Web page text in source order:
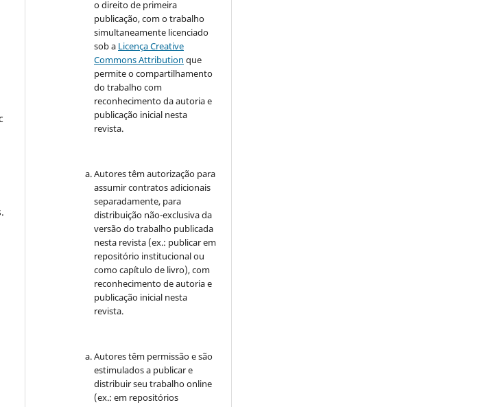
o direito de primeira
publicação, com o trabalho
simultaneamente licenciado
sob a Licença Creative
Commons Attribution que
permite o compartilhamento
do trabalho com
reconhecimento da autoria e
publicação inicial nesta
revista.
Autores têm autorização para
assumir contratos adicionais
separadamente, para
distribuição não-exclusiva da
versão do trabalho publicada
nesta revista (ex.: publicar em
repositório institucional ou
como capítulo de livro), com
reconhecimento de autoria e
publicação inicial nesta
revista.
Autores têm permissão e são
estimulados a publicar e
distribuir seu trabalho online
(ex.: em repositórios